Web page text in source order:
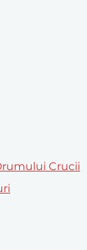
Crucii